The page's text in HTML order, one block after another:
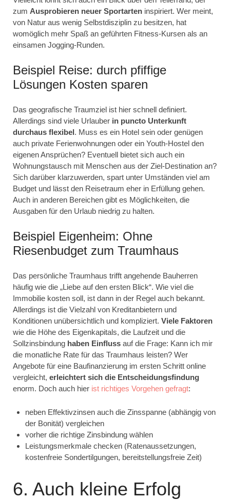
zum Ausprobieren neuer Sportarten inspiriert. Wer meint,
von Natur aus wenig Selbstdisziplin zu besitzen, hat
womöglich mehr Spaß an geführten Fitness-Kursen als an
einsamen Jogging-Runden.
Beispiel Reise: durch pfiffige
Lösungen Kosten sparen
Das geografische Traumziel ist hier schnell definiert.
Allerdings sind viele Urlauber in puncto Unterkunft
durchaus flexibel. Muss es ein Hotel sein oder genügen
auch private Ferienwohnungen oder ein Youth-Hostel den
eigenen Ansprüchen? Eventuell bietet sich auch ein
Wohnungstausch mit Menschen aus der Ziel-Destination an?
Sich darüber klarzuwerden, spart unter Umständen viel am
Budget und lässt den Reisetraum eher in Erfüllung gehen.
Auch in anderen Bereichen gibt es Möglichkeiten, die
Ausgaben für den Urlaub niedrig zu halten.
Beispiel Eigenheim: Ohne
Riesenbudget zum Traumhaus
Das persönliche Traumhaus trifft angehende Bauherren
häufig wie die „Liebe auf den ersten Blick“. Wie viel die
Immobilie kosten soll, ist dann in der Regel auch bekannt.
Allerdings ist die Vielzahl von Kreditanbietern und
Konditionen unübersichtlich und kompliziert. Viele Faktoren
wie die Höhe des Eigenkapitals, die Laufzeit und die
Sollzinsbindung haben Einfluss auf die Frage: Kann ich mir
die monatliche Rate für das Traumhaus leisten? Wer
Angebote für eine Baufinanzierung im ersten Schritt online
vergleicht, erleichtert sich die Entscheidungsfindung
enorm. Doch auch hier ist richtiges Vorgehen gefragt:
neben Effektivzinsen auch die Zinsspanne (abhängig von
der Bonität) vergleichen
vorher die richtige Zinsbindung wählen
Leistungsmerkmale checken (Ratenaussetzungen,
kostenfreie Sondertilgungen, bereitstellungsfreie Zeit)
6. Auch kleine Erfolg